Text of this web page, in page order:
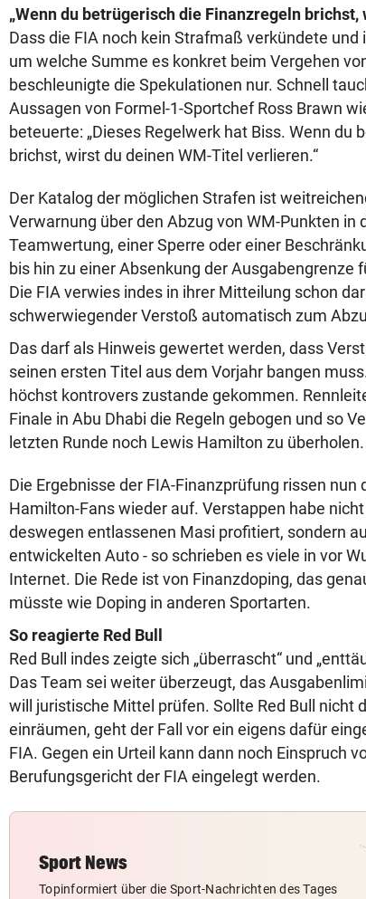
„Wenn du betrügerisch die Finanzregeln
Dass die FIA noch kein Strafmaß verkündete
um welche Summe es konkret beim Vergehen
beschleunigte die Spekulationen nur. Schnell
Aussagen von Formel-1-Sportchef Ross Brawn
beteuerte: „Dieses Regelwerk hat Biss. Wenn du
brichst, wirst du deinen WM-Titel verlieren.“
Der Katalog der möglichen Strafen ist
Verwarnung über den Abzug von WM-Punkten in
Teamwertung, einer Sperre oder einer
bis hin zu einer Absenkung der Ausgabengrenze
Die FIA verwies indes in ihrer Mitteilung schon
schwerwiegender Verstoß automatisch zum
Das darf als Hinweis gewertet werden, dass
seinen ersten Titel aus dem Vorjahr bangen
höchst kontrovers zustande gekommen.
Finale in Abu Dhabi die Regeln gebogen und so
letzten Runde noch Lewis Hamilton zu überholen.
Die Ergebnisse der FIA-Finanzprüfung rissen nun
Hamilton-Fans wieder auf. Verstappen habe
deswegen entlassenen Masi profitiert, sondern
entwickelten Auto - so schrieben es viele in vor
Internet. Die Rede ist von Finanzdoping, das
müsste wie Doping in anderen Sportarten.
So reagierte Red Bull
Red Bull indes zeigte sich „überrascht“ und
Das Team sei weiter überzeugt, das
will juristische Mittel prüfen. Sollte Red Bull nicht
einräumen, geht der Fall vor ein eigens dafür
FIA. Gegen ein Urteil kann dann noch Einspruch
Berufungsgericht der FIA eingelegt werden.
Sport News
Topinformiert über die Sport-Nachrichten des Tages